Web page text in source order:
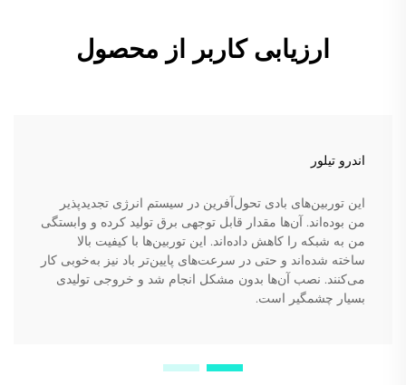
ارزیابی کاربر از محصول
اندرو تیلور
این توربین‌های بادی تحول‌آفرین در سیستم انرژی تجدیدپذیر
من بوده‌اند. آن‌ها مقدار قابل توجهی برق تولید کرده و وابستگی
من به شبکه را کاهش داده‌اند. این توربین‌ها با کیفیت بالا
ساخته شده‌اند و حتی در سرعت‌های پایین‌تر باد نیز به‌خوبی کار
می‌کنند. نصب آن‌ها بدون مشکل انجام شد و خروجی تولیدی
بسیار چشمگیر است.